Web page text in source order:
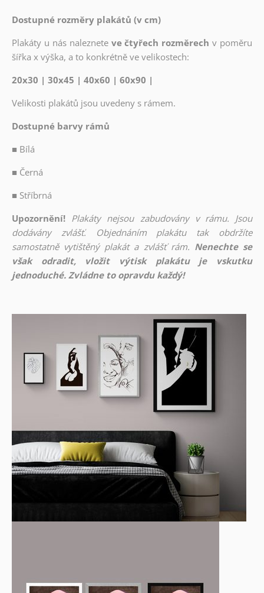
Dostupné rozměry plakátů (v cm)
Plakáty u nás naleznete ve čtyřech rozměrech v poměru
šířka x výška, a to konkrétně ve velikostech:
20x30 | 30x45 | 40x60 | 60x90 |
Velikosti plakátů jsou uvedeny s rámem.
Dostupné barvy rámů
■ Bílá
■ Černá
■ Stříbrná
Upozornění! Plakáty nejsou zabudovány v rámu. Jsou
dodávány zvlášť. Objednáním plakátu tak obdržíte
samostatně vytištěný plakát a zvlášť rám. Nenechte se
však odradit, vložit výtisk plakátu je vskutku
jednoduché. Zvládne to opravdu každý!